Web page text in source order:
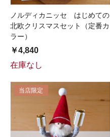
ノルディカニッセ はじめての
北欧クリスマスセット（定番カ
ラー）
￥4,840
在庫なし
当店限定